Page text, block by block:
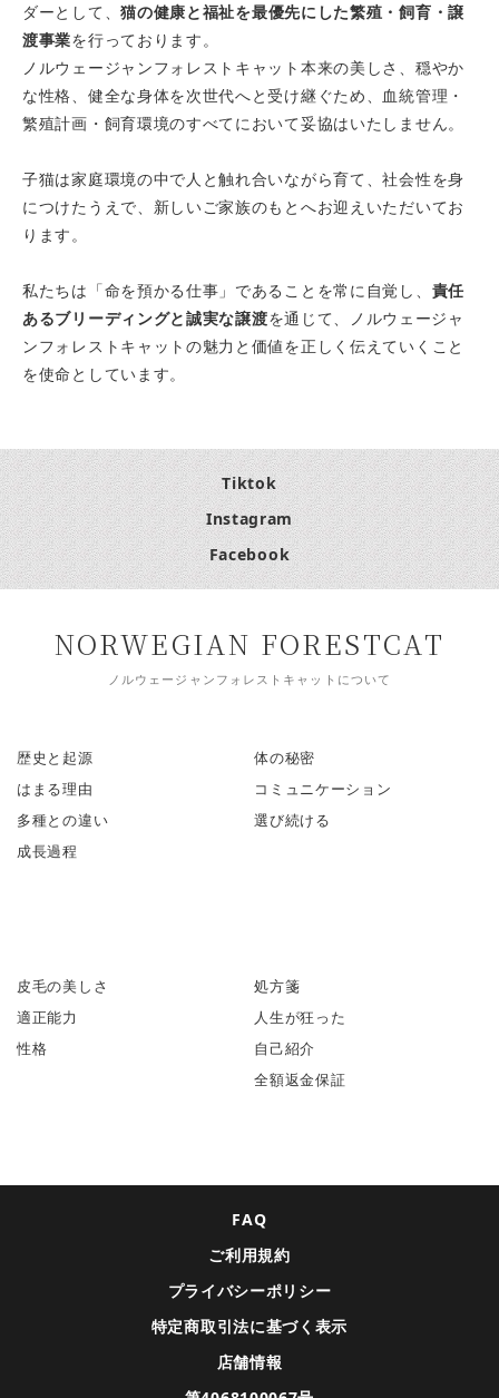
ダーとして、猫の健康と福祉を最優先にした繁殖・飼育・譲
渡事業を行っております。
ノルウェージャンフォレストキャット本来の美しさ、穏やか
な性格、健全な身体を次世代へと受け継ぐため、血統管理・
繁殖計画・飼育環境のすべてにおいて妥協はいたしません。
子猫は家庭環境の中で人と触れ合いながら育て、社会性を身
につけたうえで、新しいご家族のもとへお迎えいただいてお
ります。
私たちは「命を預かる仕事」であることを常に自覚し、 責任
あるブリーディングと誠実な譲渡を通じて、ノルウェージャ
ンフォレストキャットの魅力と価値を正しく伝えていくこと
を使命としています。
Tiktok
Instagram
Facebook
NORWEGIAN FORESTCAT
ノルウェージャンフォレストキャットについて
歴史と起源
はまる理由
多種との違い
成長過程
体の秘密
コミュニケーション
選び続ける
皮毛の美しさ
適正能力
性格
処方箋
人生が狂った
自己紹介
全額返金保証
FAQ
ご利用規約
プライバシーポリシー
特定商取引法に基づく表示
店舗情報